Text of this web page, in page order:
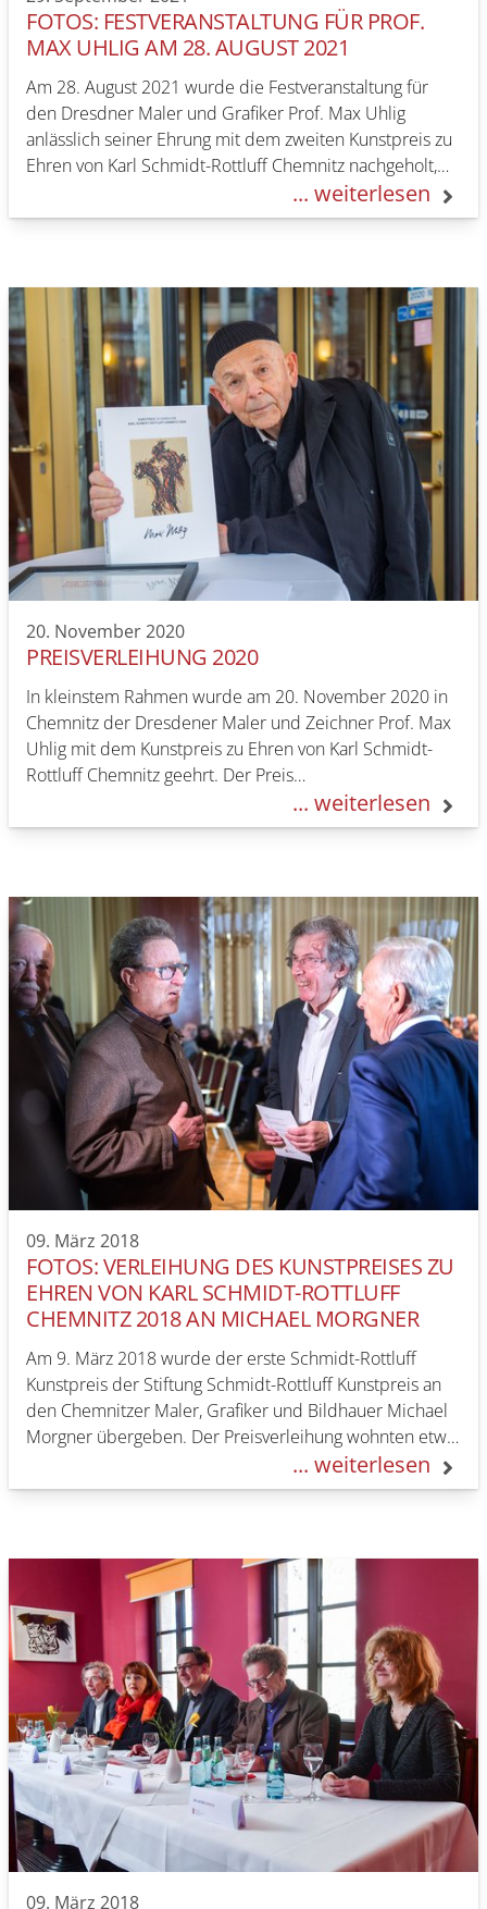
FOTOS: FESTVERANSTALTUNG FÜR PROF.
MAX UHLIG AM 28. AUGUST 2021
Am 28. August 2021 wurde die Festveranstaltung für
den Dresdner Maler und Grafiker Prof. Max Uhlig
anlässlich seiner Ehrung mit dem zweiten Kunstpreis zu
Ehren von Karl Schmidt-Rottluff Chemnitz nachgeholt,…
... weiterlesen
20. November 2020
PREISVERLEIHUNG 2020
In kleinstem Rahmen wurde am 20. November 2020 in
Chemnitz der Dresdener Maler und Zeichner Prof. Max
Uhlig mit dem Kunstpreis zu Ehren von Karl Schmidt-
Rottluff Chemnitz geehrt. Der Preis…
... weiterlesen
09. März 2018
FOTOS: VERLEIHUNG DES KUNSTPREISES ZU
EHREN VON KARL SCHMIDT-ROTTLUFF
CHEMNITZ 2018 AN MICHAEL MORGNER
Am 9. März 2018 wurde der erste Schmidt-Rottluff
Kunstpreis der Stiftung Schmidt-Rottluff Kunstpreis an
den Chemnitzer Maler, Grafiker und Bildhauer Michael
Morgner übergeben. Der Preisverleihung wohnten etwa
... weiterlesen
09. März 2018